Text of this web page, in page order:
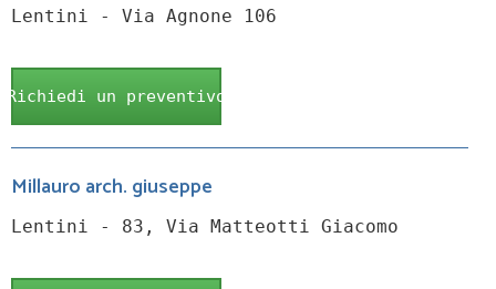
Lentini - Via Agnone 106
Richiedi un preventivo
Millauro arch. giuseppe
Lentini - 83, Via Matteotti Giacomo